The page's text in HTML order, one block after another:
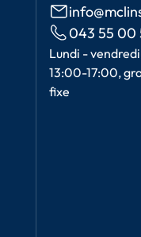
043 55 00
Lundi -
13:00-17:00,
fixe